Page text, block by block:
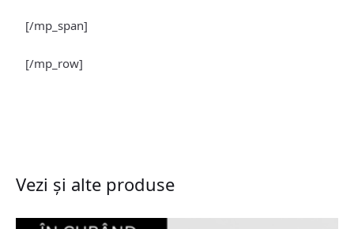
[/mp_span]
[/mp_row]
Vezi și alte produse